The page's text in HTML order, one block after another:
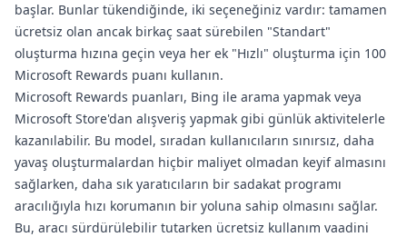
başlar. Bunlar tükendiğinde, iki seçeneğiniz vardır: tamamen
ücretsiz olan ancak birkaç saat sürebilen "Standart"
oluşturma hızına geçin veya her ek "Hızlı" oluşturma için 100
Microsoft Rewards puanı kullanın.
Microsoft Rewards puanları, Bing ile arama yapmak veya
Microsoft Store'dan alışveriş yapmak gibi günlük aktivitelerle
kazanılabilir. Bu model, sıradan kullanıcıların sınırsız, daha
yavaş oluşturmalardan hiçbir maliyet olmadan keyif almasını
sağlarken, daha sık yaratıcıların bir sadakat programı
aracılığıyla hızı korumanın bir yoluna sahip olmasını sağlar.
Bu, aracı sürdürülebilir tutarken ücretsiz kullanım vaadini